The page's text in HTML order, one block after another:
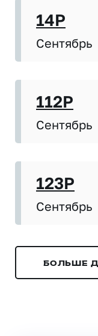
14P
Сентябрь
112P
Сентябрь
123P
Сентябрь
БОЛЬШЕ